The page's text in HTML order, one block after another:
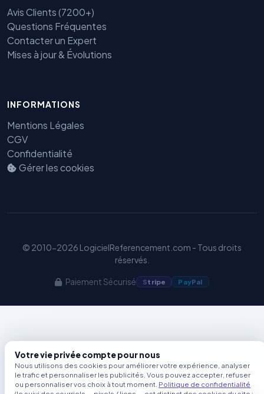
Avis Clients (7200+)
Questions Fréquentes
Contacter un Expert
Mises à jour & Évolutions
INFORMATIONS
Mentions Légales
CGV
Confidentialité
Gérer les cookies
© 2010-2026 LogicielReferencement.com - Tous droits
réservés.
Paiement Sécurisé Stripe PayPal
Votre vie privée compte pour nous
Nous utilisons des cookies pour améliorer votre expérience, analyser
le trafic et personnaliser les publicités. Vous pouvez accepter, refuser
ou personnaliser vos choix à tout moment. Politique de confidentialité